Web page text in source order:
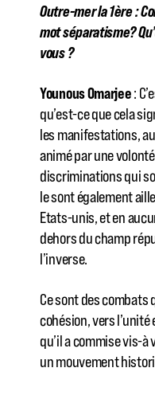
Outre-mer la 1ère :
mot séparatisme?
vous ?
Younous Omarjee:
qu’est-ce que cela
les manifestations,
animé par une
discriminations qui
le sont également
Etats-unis, et en
dehors du champ
l’inverse.
Ce sont des combats
cohésion, vers
qu’il a commise vis-
un mouvement